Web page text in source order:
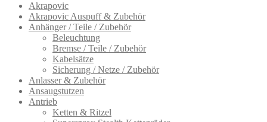
Akrapovic
Akrapovic Auspuff & Zubehör
Anhänger / Teile / Zubehör
Beleuchtung
Bremse / Teile / Zubehör
Kabelsätze
Sicherung / Netze / Zubehör
Anlasser & Zubehör
Ansaugstutzen
Antrieb
Ketten & Ritzel